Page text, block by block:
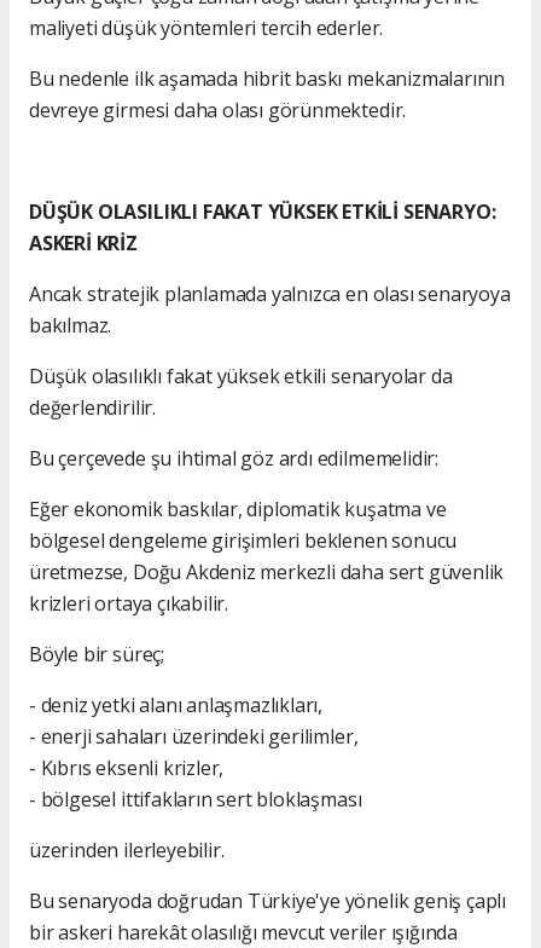
maliyeti düşük yöntemleri tercih ederler.
Bu nedenle ilk aşamada hibrit baskı mekanizmalarının
devreye girmesi daha olası görünmektedir.
DÜŞÜK OLASILIKLI FAKAT YÜKSEK ETKİLİ SENARYO:
ASKERİ KRİZ
Ancak stratejik planlamada yalnızca en olası senaryoya
bakılmaz.
Düşük olasılıklı fakat yüksek etkili senaryolar da
değerlendirilir.
Bu çerçevede şu ihtimal göz ardı edilmemelidir:
Eğer ekonomik baskılar, diplomatik kuşatma ve
bölgesel dengeleme girişimleri beklenen sonucu
üretmezse, Doğu Akdeniz merkezli daha sert güvenlik
krizleri ortaya çıkabilir.
Böyle bir süreç;
- deniz yetki alanı anlaşmazlıkları,
- enerji sahaları üzerindeki gerilimler,
- Kıbrıs eksenli krizler,
- bölgesel ittifakların sert bloklaşması
üzerinden ilerleyebilir.
Bu senaryoda doğrudan Türkiye'ye yönelik geniş çaplı
bir askeri harekât olasılığı mevcut veriler ışığında